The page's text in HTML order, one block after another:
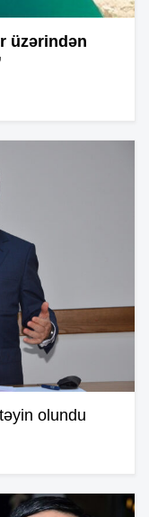
üzərindən
olundu